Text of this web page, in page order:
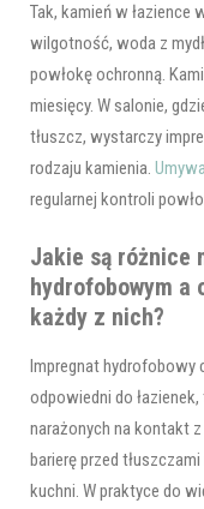
Tak, kamień w łazience
wilgotność, woda z
powłokę ochronną.
miesięcy. W salonie,
tłuszcz, wystarczy
rodzaju kamienia.
regularnej kontroli
Jakie są różnice
hydrofobowym a
każdy z nich?
Impregnat hydrofobowy
odpowiedni do
narażonych na kontakt
barierę przed
kuchni. W praktyce do